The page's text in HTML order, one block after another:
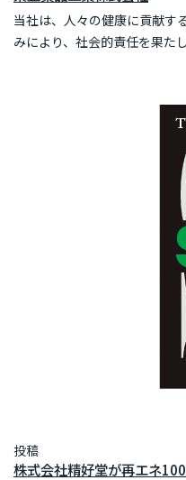
当社は、人々の健康に貢献す
みにより、社会的責任を果た
投稿
株式会社精好堂が再エネ